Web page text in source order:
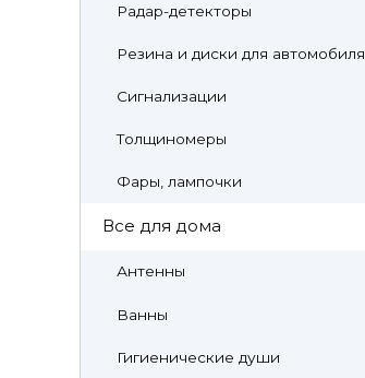
Радар-детекторы
Резина и диски для автомобиля
Сигнализации
Толщиномеры
Фары, лампочки
Все для дома
Антенны
Ванны
Гигиенические души